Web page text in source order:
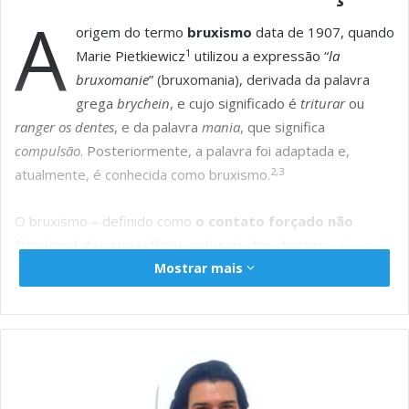
e
b
o
o
k
t
s
A
p
p
s
e
n
g
e
r
t
e
r
k
e
d
I
n
il y
L
i
n
k
r
e
A origem do termo bruxismo data de 1907, quando
Marie Pietkiewicz1 utilizou a expressão “la
bruxomanie” (bruxomania), derivada da palavra
grega brychein, e cujo significado é triturarou
ranger os dentes, e da palavra mania, que significa
compulsão. Posteriormente, a palavra foi adaptada e,
atualmente, é conhecida como bruxismo.2,3
O bruxismo – definido como o contato forçado não
funcional das superfícies oclusais dos dentes– é uma
ação involuntária que envolve o apertar ou o ranger dos
dentes durante movimentos não funcionais do sistema
mastigatório.4Pode ocorrer durante o dia ou durante a
bruxismo em vigília, respectivamente.
Mostrar mais